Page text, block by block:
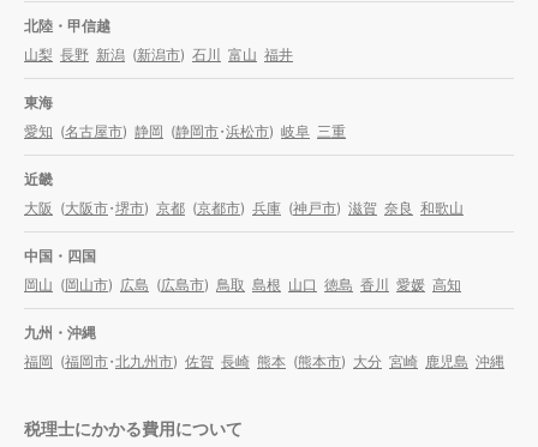
北陸・甲信越
山梨 長野 新潟 (新潟市) 石川 富山 福井
東海
愛知 (名古屋市) 静岡 (静岡市・浜松市) 岐阜 三重
近畿
大阪 (大阪市・堺市) 京都 (京都市) 兵庫 (神戸市) 滋賀 奈良 和歌山
中国・四国
岡山 (岡山市) 広島 (広島市) 鳥取 島根 山口 徳島 香川 愛媛 高知
九州・沖縄
福岡 (福岡市・北九州市) 佐賀 長崎 熊本 (熊本市) 大分 宮崎 鹿児島 沖縄
税理士にかかる費用について